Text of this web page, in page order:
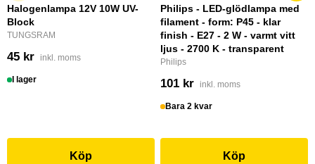
Halogenlampa 12V 10W UV-
Block
TUNGSRAM
45 kr inkl. moms
I lager
Köp
Philips - LED-glödlampa med
filament - form: P45 - klar
finish - E27 - 2 W - varmt vitt
ljus - 2700 K - transparent
Philips
101 kr inkl. moms
Bara 2 kvar
Köp